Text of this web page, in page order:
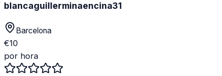
blancaguillerminaencina31
Barcelona
€10
por hora